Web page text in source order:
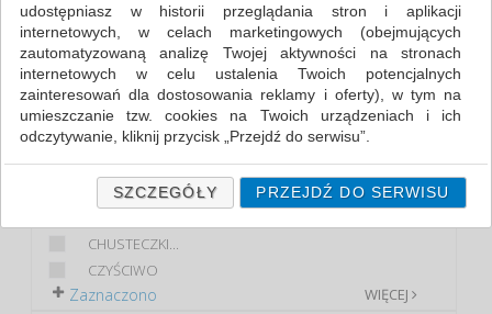
FILTRY WIĘCEJ
KLASA
EKONOMICZNE
PREMIUM
PRODUKT
RĘCZNIK KUCHENNY
CHUSTECZKI...
CZYŚCIWO
WIĘCEJ
Zaznaczono
udostępniasz w historii przeglądania stron i aplikacji
internetowych, w celach marketingowych (obejmujących
zautomatyzowaną analizę Twojej aktywności na stronach
internetowych w celu ustalenia Twoich potencjalnych
zainteresowań dla dostosowania reklamy i oferty), w tym na
umieszczanie tzw. cookies na Twoich urządzeniach i ich
odczytywanie, kliknij przycisk „Przejdź do serwisu”.
Jeśli nie chcesz wyrazić zgody lub ograniczyć jej zakres, kliknij
„Szczegóły”, gdzie znajdziesz wszelkie informacje o tym jak to
zrobić . Te same informacje znajdziesz także na podstronie z
naszą polityką prywatności obowiązującą od 25 maja 2018.
W przypadku użytkowników zalogowanych, ważna jest Państwa
wcześniejsza zgoda której udzieliliście podczas zakładania
konta. Każda Państwa zgoda jest dobrowolna i można ją w
SZCZEGÓŁY PRZEJDŹ DO SERWISU